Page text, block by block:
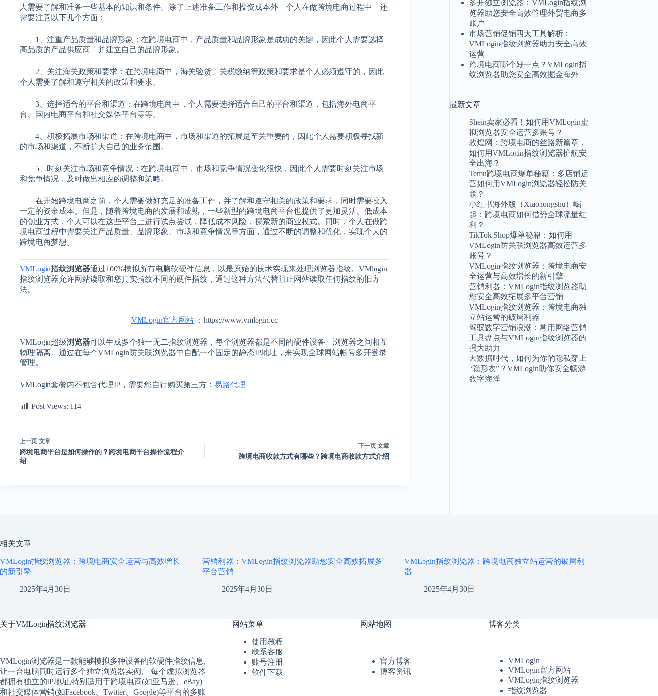
人需要了解和准备一些基本的知识和条件。除了上述准备工作和投资成本外，个人在做跨境电商过程中，还
需要注意以下几个方面：
1、注重产品质量和品牌形象：在跨境电商中，产品质量和品牌形象是成功的关键，因此个人需要选择
高品质的产品供应商，并建立自己的品牌形象。
2、关注海关政策和要求：在跨境电商中，海关验货、关税缴纳等政策和要求是个人必须遵守的，因此
个人需要了解和遵守相关的政策和要求。
3、选择适合的平台和渠道：在跨境电商中，个人需要选择适合自己的平台和渠道，包括海外电商平
台、国内电商平台和社交媒体平台等等。
4、积极拓展市场和渠道：在跨境电商中，市场和渠道的拓展是至关重要的，因此个人需要积极寻找新
的市场和渠道，不断扩大自己的业务范围。
5、时刻关注市场和竞争情况：在跨境电商中，市场和竞争情况变化很快，因此个人需要时刻关注市场
和竞争情况，及时做出相应的调整和策略。
在开始跨境电商之前，个人需要做好充足的准备工作，并了解和遵守相关的政策和要求，同时需要投入
一定的资金成本。但是，随着跨境电商的发展和成熟，一些新型的跨境电商平台也提供了更加灵活、低成本
的创业方式，个人可以在这些平台上进行试点尝试，降低成本风险，探索新的商业模式。同时，个人在做跨
境电商过程中需要关注产品质量、品牌形象、市场和竞争情况等方面，通过不断的调整和优化，实现个人的
跨境电商梦想。
VMLogin指纹浏览器通过100%模拟所有电脑软硬件信息，以最原始的技术实现来处理浏览器指纹。VMlogin
指纹浏览器允许网站读取和您真实指纹不同的硬件指纹，通过这种方法代替阻止网站读取任何指纹的旧方
法。
VMLogin官方网站：https://www.vmlogin.cc
VMLogin超级浏览器可以生成多个独一无二指纹浏览器，每个浏览器都是不同的硬件设备，浏览器之间相互
物理隔离。通过在每个VMLogin防关联浏览器中自配一个固定的静态IP地址，来实现全球网站帐号多开登录
管理。
VMLogin套餐内不包含代理IP，需要您自行购买第三方： 易路代理
Post Views: 114
上一页 文章
跨境电商平台是如何操作的？跨境电商平台操作流程介
绍
下一页 文章
跨境电商收款方式有哪些？跨境电商收款方式介绍
多开独立浏览器：VMLogin指纹浏
览器助您安全高效管理外贸电商多
账户
市场营销促销四大工具解析：
VMLogin指纹浏览器助力安全高效
运营
跨境电商哪个好一点？VMLogin指
纹浏览器助您安全高效掘金海外
最新文章
Shein卖家必看！如何用VMLogin虚
拟浏览器安全运营多账号？
敦煌网：跨境电商的丝路新篇章，
如何用VMLogin指纹浏览器护航安
全出海？
Temu跨境电商爆单秘籍：多店铺运
营如何用VMLogin浏览器轻松防关
联？
小红书海外版（Xiaohongshu）崛
起：跨境电商如何借势全球流量红
利？
TikTok Shop爆单秘籍：如何用
VMLogin防关联浏览器高效运营多
账号？
VMLogin指纹浏览器：跨境电商安
全运营与高效增长的新引擎
营销利器：VMLogin指纹浏览器助
您安全高效拓展多平台营销
VMLogin指纹浏览器：跨境电商独
立站运营的破局利器
驾驭数字营销浪潮：常用网络营销
工具盘点与VMLogin指纹浏览器的
强大助力
大数据时代，如何为你的隐私穿上
“隐形衣”？VMLogin助你安全畅游
数字海洋
相关文章
VMLogin指纹浏览器：跨境电商安全运营与高效增长
的新引擎
2025年4月30日
营销利器：VMLogin指纹浏览器助您安全高效拓展多
平台营销
2025年4月30日
VMLogin指纹浏览器：跨境电商独立站运营的破局利
器
2025年4月30日
关于VMLogin指纹浏览器
VMLogin浏览器是一款能够模拟多种设备的软硬件指纹信息,
让一台电脑同时运行多个独立浏览器实例。 每个虚拟浏览器
都拥有独立的IP地址,特别适用于跨境电商(如亚马逊、eBay)
和社交媒体营销(如Facebook、Twitter、Google)等平台的多账
网站菜单
使用教程
联系客服
账号注册
软件下载
网站地图
官方博客
博客资讯
博客分类
VMLogin
VMLogin官方网站
VMLogin指纹浏览器
指纹浏览器